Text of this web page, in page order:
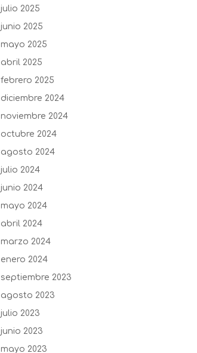
julio 2025
junio 2025
mayo 2025
abril 2025
febrero 2025
diciembre 2024
noviembre 2024
octubre 2024
agosto 2024
julio 2024
junio 2024
mayo 2024
abril 2024
marzo 2024
enero 2024
septiembre 2023
agosto 2023
julio 2023
junio 2023
mayo 2023